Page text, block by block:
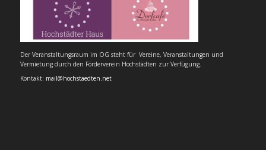
Der Veranstaltungsraum im OG steht für Vereine, Veranstaltungen und
Vermietung durch den Förderverein Hochstädten zur Verfügung.
Kontakt: mail@hochstaedten.net